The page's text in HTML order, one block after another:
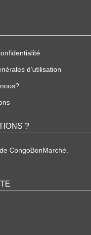
d’utilisation
?
CongoBonMarché.